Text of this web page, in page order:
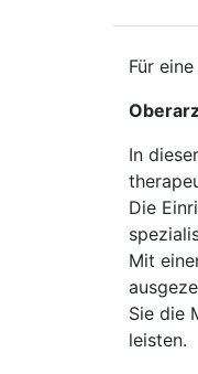
Für
In
Die
Mit
Sie die
leisten.